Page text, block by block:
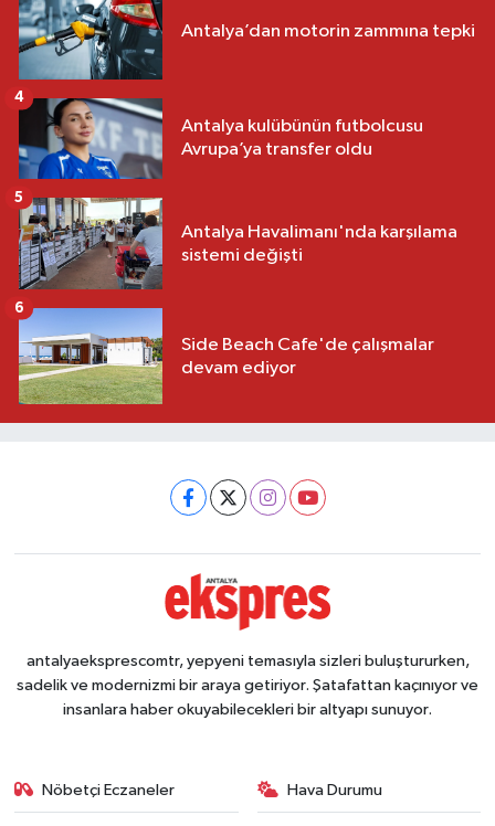
Antalya’dan motorin zammına tepki
Antalya kulübünün futbolcusu
Avrupa’ya transfer oldu
4
Antalya Havalimanı'nda karşılama
sistemi değişti
5
Side Beach Cafe'de çalışmalar
devam ediyor
6
antalyaeksprescomtr, yepyeni temasıyla sizleri buluştururken,
sadelik ve modernizmi bir araya getiriyor. Şatafattan kaçınıyor ve
insanlara haber okuyabilecekleri bir altyapı sunuyor.
Nöbetçi Eczaneler Hava Durumu